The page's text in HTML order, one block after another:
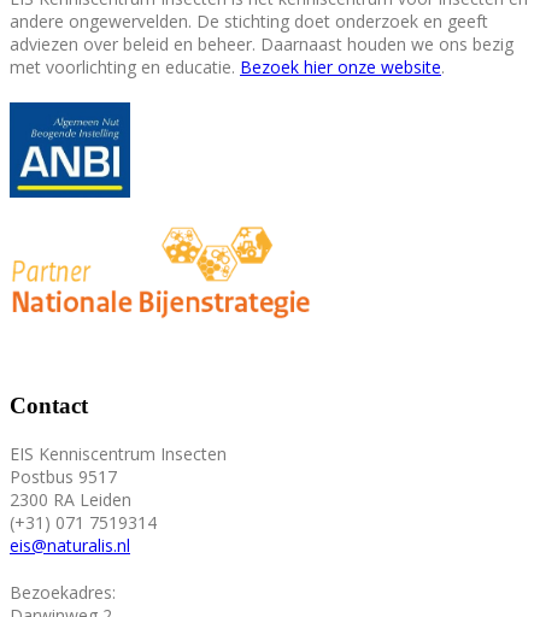
andere ongewervelden. De stichting doet onderzoek en geeft
adviezen over beleid en beheer. Daarnaast houden we ons bezig
met voorlichting en educatie. Bezoek hier onze website.
Contact
EIS Kenniscentrum Insecten
Postbus 9517
2300 RA Leiden
(+31) 071 7519314
eis@naturalis.nl
Bezoekadres: